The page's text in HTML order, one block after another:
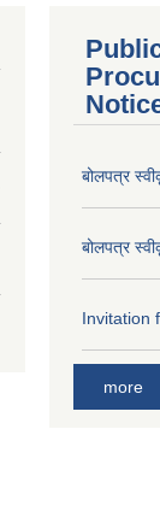
बोलपत्र
बोलपत्र
Invitation
more